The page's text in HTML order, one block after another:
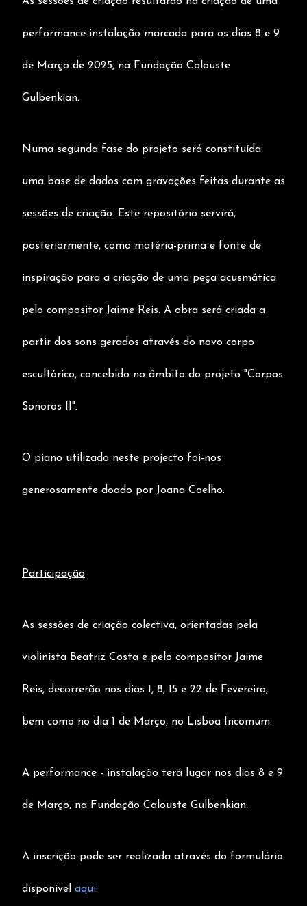
performance-instalação marcada para os dias 8 e 9
de Março de 2025, na Fundação Calouste
Gulbenkian.
Numa segunda fase do projeto será constituída
uma base de dados com gravações feitas durante as
sessões de criação. Este repositório servirá,
posteriormente, como matéria-prima e fonte de
inspiração para a criação de uma peça acusmática
pelo compositor Jaime Reis. A obra será criada a
partir dos sons gerados através do novo corpo
escultórico, concebido no âmbito do projeto "Corpos
Sonoros II".
O piano utilizado neste projecto foi-nos
generosamente doado por Joana Coelho.
Participação
As sessões de criação colectiva, orientadas pela
violinista Beatriz Costa e pelo compositor Jaime
Reis, decorrerão nos dias 1, 8, 15 e 22 de Fevereiro,
bem como no dia 1 de Março, no Lisboa Incomum.
A performance - instalação terá lugar nos dias 8 e 9
de Março, na Fundação Calouste Gulbenkian.
A inscrição pode ser realizada através do formulário
disponível aqui.